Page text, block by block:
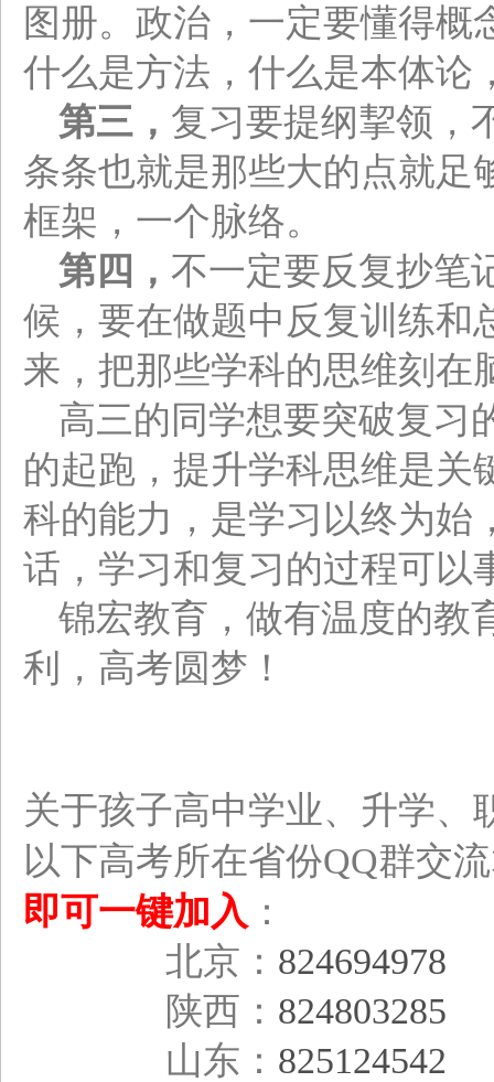
图册。政治，一定要懂得
什么是方法，什么是本体论
第三， 复习要提纲挈领，
条条也就是那些大的点就足
框架，一个脉络。
第四， 不一定要反复抄笔
候，要在做题中反复训练和
来，把那些学科的思维刻在
高三的同学想要突破复习
的起跑，提升学科思维是关
科的能力，是学习以终为始
话，学习和复习的过程可以
锦宏教育，做有温度的教
利，高考圆梦！
关于孩子高中学业、升学、
以下高考所在省份QQ群交
即可一键加入 ：
北京： 824694978
陕西： 824803285
山东： 825124542